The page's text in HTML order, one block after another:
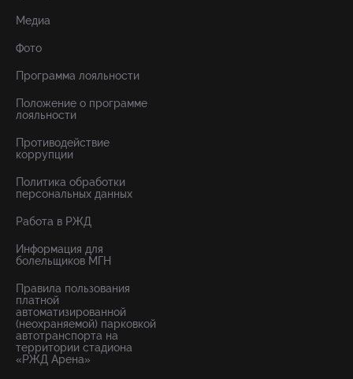
Медиа
Фото
Программа лояльности
Положение о программе
лояльности
Противодействие
коррупции
Политика обработки
персональных данных
Работа в РЖД
Информация для
болельщиков МГН
Правила пользования
платной
автоматизированной
(неохраняемой) парковкой
автотранспорта на
территории стадиона
«РЖД Арена»